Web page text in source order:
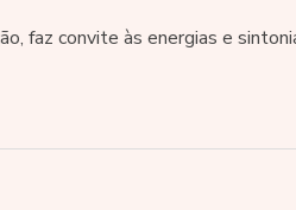
faz convite às energias e